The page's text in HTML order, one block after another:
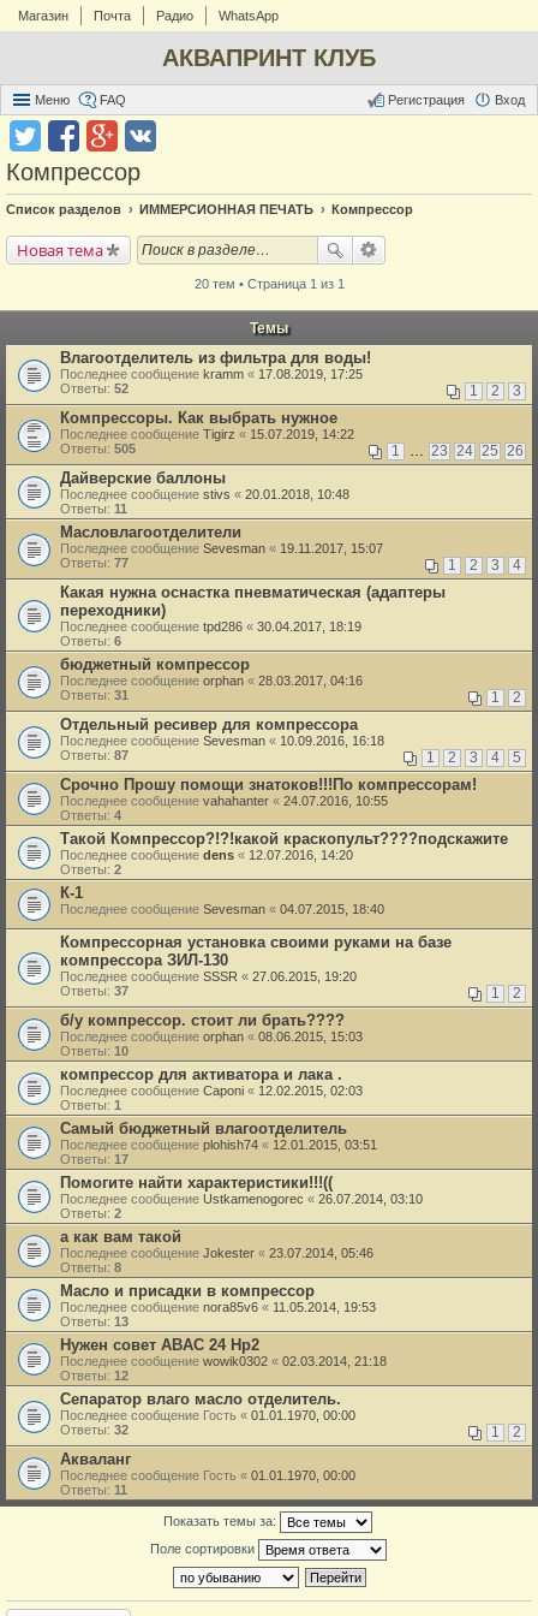
Магазин Почта Радио WhatsApp
АКВАПРИНТ КЛУБ
Меню FAQ Вход
Регистрация
Компрессор
Список разделов ИММЕРСИОННАЯ ПЕЧАТЬ Компрессор
Новая тема
20 тем • Страница 1 из 1
Темы
Влагоотделитель из фильтра для воды!
Последнее сообщение kramm « 17.08.2019, 17:25
Ответы: 52 1 2 3
Компрессоры. Как выбрать нужное
Последнее сообщение Tigirz « 15.07.2019, 14:22
Ответы: 505 1 … 23 24 25 26
Дайверские баллоны
Последнее сообщение stivs « 20.01.2018, 10:48
Ответы: 11
Масловлагоотделители
Последнее сообщение Sevesman « 19.11.2017, 15:07
Ответы: 77 1 2 3 4
Какая нужна оснастка пневматическая (адаптеры
переходники)
Последнее сообщение tpd286 « 30.04.2017, 18:19
Ответы: 6
бюджетный компрессор
Последнее сообщение orphan « 28.03.2017, 04:16
Ответы: 31 1 2
Отдельный ресивер для компрессора
Последнее сообщение Sevesman « 10.09.2016, 16:18
Ответы: 87 1 2 3 4 5
Срочно Прошу помощи знатоков!!!По компрессорам!
Последнее сообщение vahahanter « 24.07.2016, 10:55
Ответы: 4
Такой Компрессор?!?!какой краскопульт????подскажите
Последнее сообщение dens « 12.07.2016, 14:20
Ответы: 2
К-1
Последнее сообщение Sevesman « 04.07.2015, 18:40
Компрессорная установка своими руками на базе
компрессора ЗИЛ-130
Последнее сообщение SSSR « 27.06.2015, 19:20
Ответы: 37 1 2
б/у компрессор. стоит ли брать????
Последнее сообщение orphan « 08.06.2015, 15:03
Ответы: 10
компрессор для активатора и лака .
Последнее сообщение Caponi « 12.02.2015, 02:03
Ответы: 1
Самый бюджетный влагоотделитель
Последнее сообщение plohish74 « 12.01.2015, 03:51
Ответы: 17
Помогите найти характеристики!!!((
Последнее сообщение Ustkamenogorec « 26.07.2014, 03:10
Ответы: 2
а как вам такой
Последнее сообщение Jokester « 23.07.2014, 05:46
Ответы: 8
Масло и присадки в компрессор
Последнее сообщение nora85v6 « 11.05.2014, 19:53
Ответы: 13
Нужен совет ABAC 24 Hp2
Последнее сообщение wowik0302 « 02.03.2014, 21:18
Ответы: 12
Сепаратор влаго масло отделитель.
Последнее сообщение Гость « 01.01.1970, 00:00
Ответы: 32 1 2
Акваланг
Последнее сообщение Гость « 01.01.1970, 00:00
Ответы: 11
Показать темы за:
Поле сортировки